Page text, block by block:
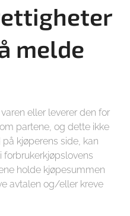
melde
eller leverer den for
partene, og dette ikke
kjøperens side, kan
forbrukerkjøpslovens
holde kjøpesummen
avtalen og/eller kreve